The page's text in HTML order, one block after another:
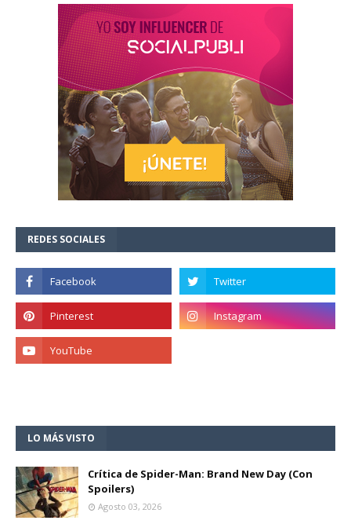
REDES SOCIALES
LO MÁS VISTO
Crítica de Spider-Man: Brand New Day (Con
Spoilers)
Agosto 03, 2026